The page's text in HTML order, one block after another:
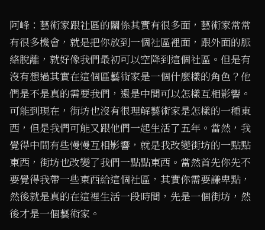
阿峰：藝術家跟社區的關係其實有很多面，藝術家常常
有很多機會，就是把你放到一個社區裡面，跟外面的脈
絡脫離，就好像我們最初可以空降到這個社區。但是有
沒有想過其實在這個區藝術家是一個什麼樣的角色？他
們是不是真的需要我們，還是中間可以怎樣互相影響。
可能到現在，街坊也沒有很理解藝術家是怎樣的一種東
西，但是我們可能又跟他們一起生活了五年。當然，我
覺得中間有些慢慢互相影響，就是我改變街坊的一點點
東西，街坊也改變了我們一點點東西。當然首先你先不
要覺得我帶一些東西給這個社區，其實你需要謙卑點，
然後就是真的在這裡生活一段時間，先是一個街坊，然
後才是一個藝術家。